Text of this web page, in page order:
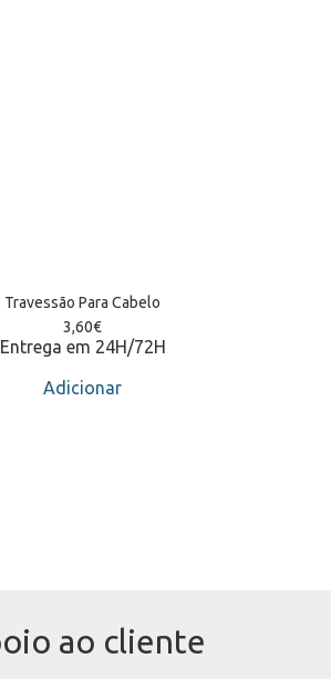
Travessão Para Cabelo
3,60€
Entrega em 24H/72H
Adicionar
ao cliente